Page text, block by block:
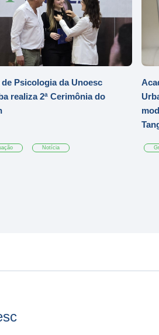
Psicologia da Unoesc
realiza 2ª Cerimônia do
Notícia